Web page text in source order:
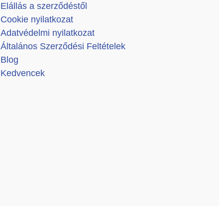
Elállás a szerződéstől
Cookie nyilatkozat
Adatvédelmi nyilatkozat
Általános Szerződési Feltételek
Blog
Kedvencek